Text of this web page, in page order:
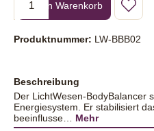
In den Warenkorb
Produktnummer: LW-BBB02
Beschreibung
Der LichtWesen-BodyBalancer
Energiesystem. Er stabilisiert
beeinflusse… Mehr